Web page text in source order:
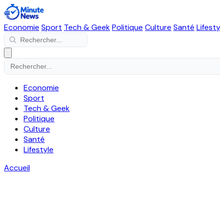
Economie Sport Tech & GeekPolitique Culture Santé
Economie
Sport
Tech & Geek
Politique
Culture
Santé
Lifestyle
Accueil